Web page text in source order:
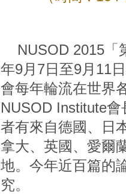
NUSOD 2015「
年9月7日至9月11
會每年輪流在世界
NUSOD Institute
者有來自德國、日
拿大、英國、愛爾
地。今年近百篇的
究。